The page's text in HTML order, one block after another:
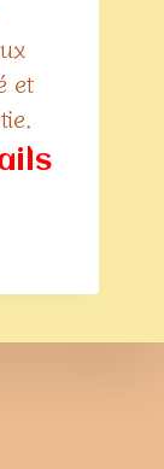
et